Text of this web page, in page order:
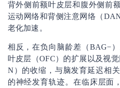
背外侧前额叶皮层和腹外侧前
运动网络和背侧注意网络（
老化加速。
相反，在负向脑龄差（BAG−
叶皮层（OFC）的扩展以及视
N）的收缩，与脑发育延迟相
的神经发育轨迹。在临床层面